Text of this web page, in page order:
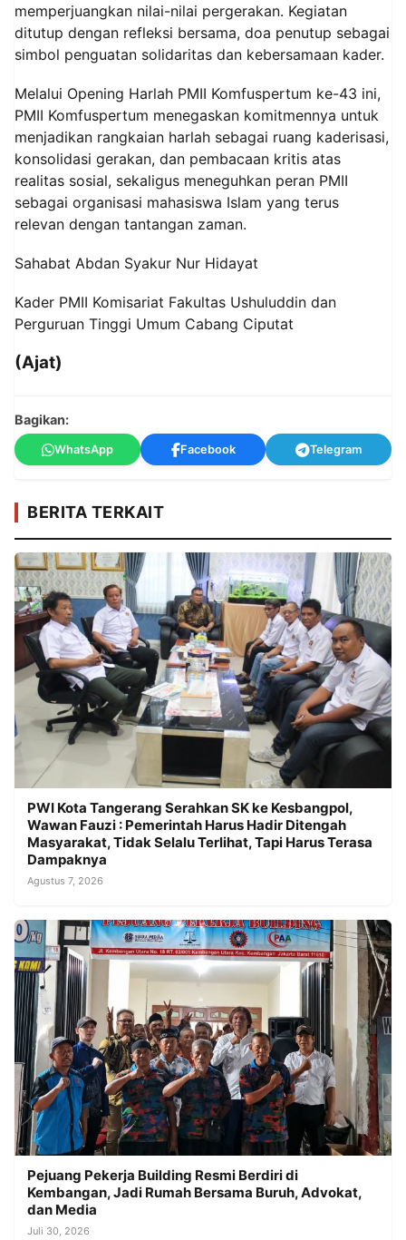
memperjuangkan nilai-nilai pergerakan. Kegiatan
ditutup dengan refleksi bersama, doa penutup sebagai
simbol penguatan solidaritas dan kebersamaan kader.
Melalui Opening Harlah PMII Komfuspertum ke-43 ini,
PMII Komfuspertum menegaskan komitmennya untuk
menjadikan rangkaian harlah sebagai ruang kaderisasi,
konsolidasi gerakan, dan pembacaan kritis atas
realitas sosial, sekaligus meneguhkan peran PMII
sebagai organisasi mahasiswa Islam yang terus
relevan dengan tantangan zaman.
Sahabat Abdan Syakur Nur Hidayat
Kader PMII Komisariat Fakultas Ushuluddin dan
Perguruan Tinggi Umum Cabang Ciputat
(Ajat)
Bagikan:
WhatsApp Facebook Telegram
BERITA TERKAIT
PWI Kota Tangerang Serahkan SK ke Kesbangpol,
Wawan Fauzi : Pemerintah Harus Hadir Ditengah
Masyarakat, Tidak Selalu Terlihat, Tapi Harus Terasa
Dampaknya
Agustus 7, 2026
Pejuang Pekerja Building Resmi Berdiri di
Kembangan, Jadi Rumah Bersama Buruh, Advokat,
dan Media
Juli 30, 2026